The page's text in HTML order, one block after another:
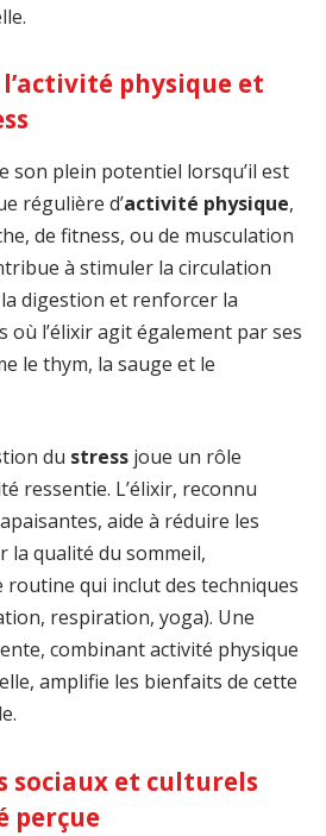
physique et
son plein potentiel lorsqu’il est
régulière d’activité physique,
de fitness, ou de musculation
à stimuler la circulation
digestion et renforcer la
où l’élixir agit également par ses
le thym, la sauge et le
du stress joue un rôle
ressentie. L’élixir, reconnu
aide à réduire les
la qualité du sommeil,
qui inclut des techniques
respiration, yoga). Une
combinant activité physique
amplifie les bienfaits de cette
sociaux et culturels
perçue